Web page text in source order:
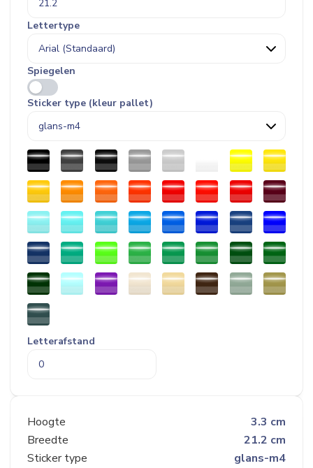
Lettertype
Spiegelen
Sticker type (kleur pallet)
Letterafstand
Hoogte
3.3 cm
Breedte
21.2 cm
Sticker type
glans-m4